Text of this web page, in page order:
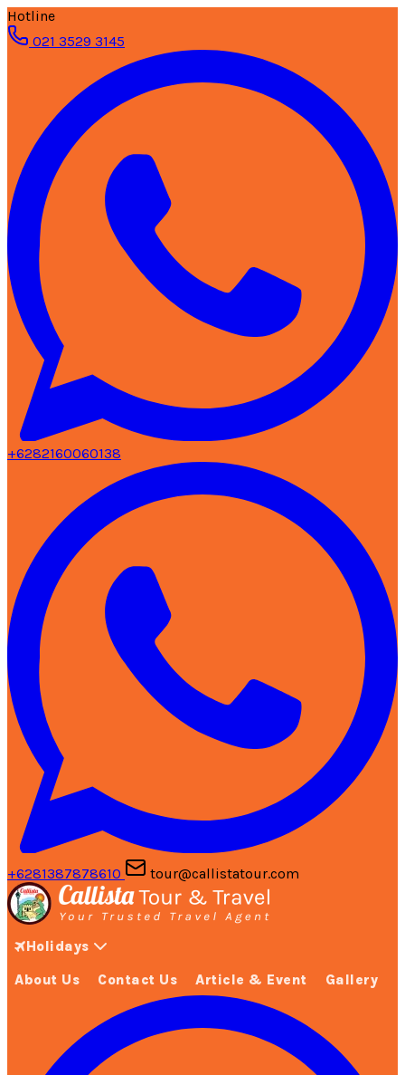
Hotline
021 3529 3145
+6282160060138
+6281387878610 tour@callistatour.com
Holidays
About Us Contact Us Article & Event Gallery